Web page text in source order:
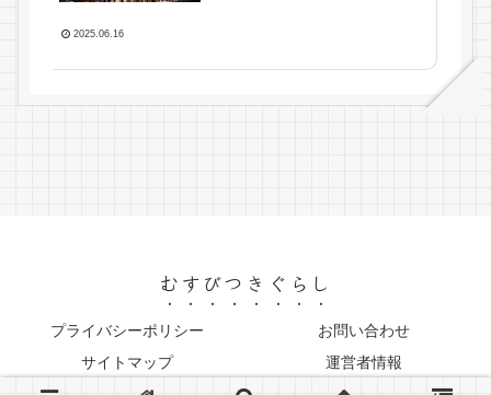
2025.06.16
むすびつきぐらし
プライバシーポリシー
お問い合わせ
サイトマップ
運営者情報